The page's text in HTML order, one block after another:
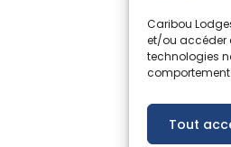
Caribou
et/ou accéder
technologies
comportement
Tout